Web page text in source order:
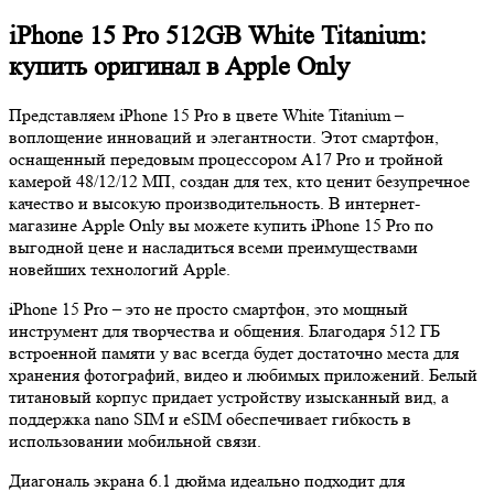
iPhone 15 Pro 512GB White Titanium:
купить оригинал в Apple Only
Представляем iPhone 15 Pro в цвете White Titanium –
воплощение инноваций и элегантности. Этот смартфон,
оснащенный передовым процессором A17 Pro и тройной
камерой 48/12/12 МП, создан для тех, кто ценит безупречное
качество и высокую производительность. В интернет-
магазине Apple Only вы можете купить iPhone 15 Pro по
выгодной цене и насладиться всеми преимуществами
новейших технологий Apple.
iPhone 15 Pro – это не просто смартфон, это мощный
инструмент для творчества и общения. Благодаря 512 ГБ
встроенной памяти у вас всегда будет достаточно места для
хранения фотографий, видео и любимых приложений. Белый
титановый корпус придает устройству изысканный вид, а
поддержка nano SIM и eSIM обеспечивает гибкость в
использовании мобильной связи.
Диагональ экрана 6.1 дюйма идеально подходит для